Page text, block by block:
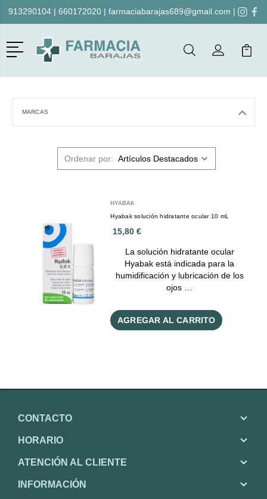
913290104| 660172020| farmaciabarajas689@gmail.com |
Menú
BuscarMi Cuenta
Mi
MARCAS
Ordenar por:
HYABAK
Hyabak solución hidratante ocular 10 mL
15,80 €
La solución hidratante ocular
Hyabak está indicada para la
humidificación y lubricación de los
ojos …
AGREGAR AL CARRITO
CONTACTO
HORARIO
ATENCIÓN AL CLIENTE
INFORMACIÓN